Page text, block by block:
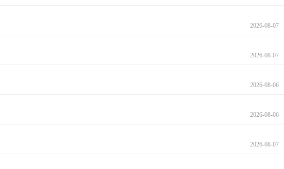
2026-08-07
2026-08-07
2026-08-06
2026-08-06
2026-08-07